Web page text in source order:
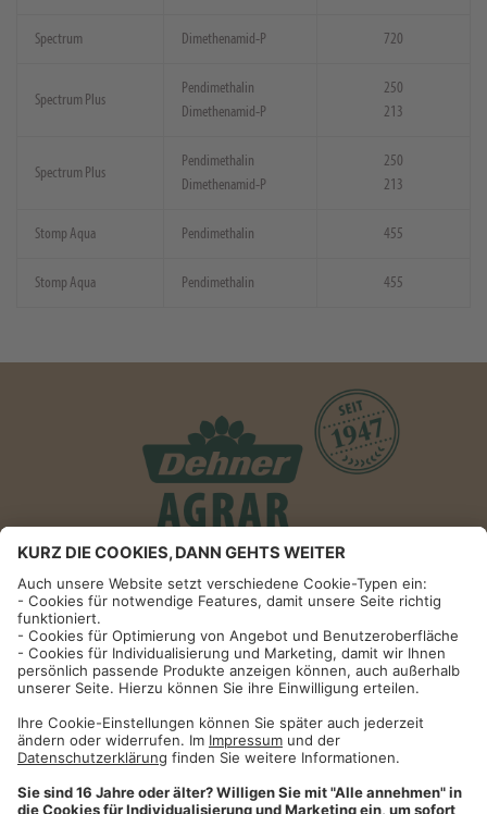
Spectrum Dimethenamid-P 720
Spectrum Plus
Pendimethalin
Dimethenamid-P
250
213
Spectrum Plus
Pendimethalin
Dimethenamid-P
250
213
Stomp Aqua Pendimethalin 455
Stomp Aqua Pendimethalin 455
Informationen
Impressum
Datenschutzhinweise
AGB und Widerrufsbelehrung
Dehner Unternehmen
Cookie-Einstellungen